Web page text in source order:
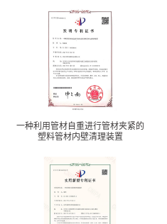
一种利用管材自重进行管材夹紧的
塑料管材内壁清理装置